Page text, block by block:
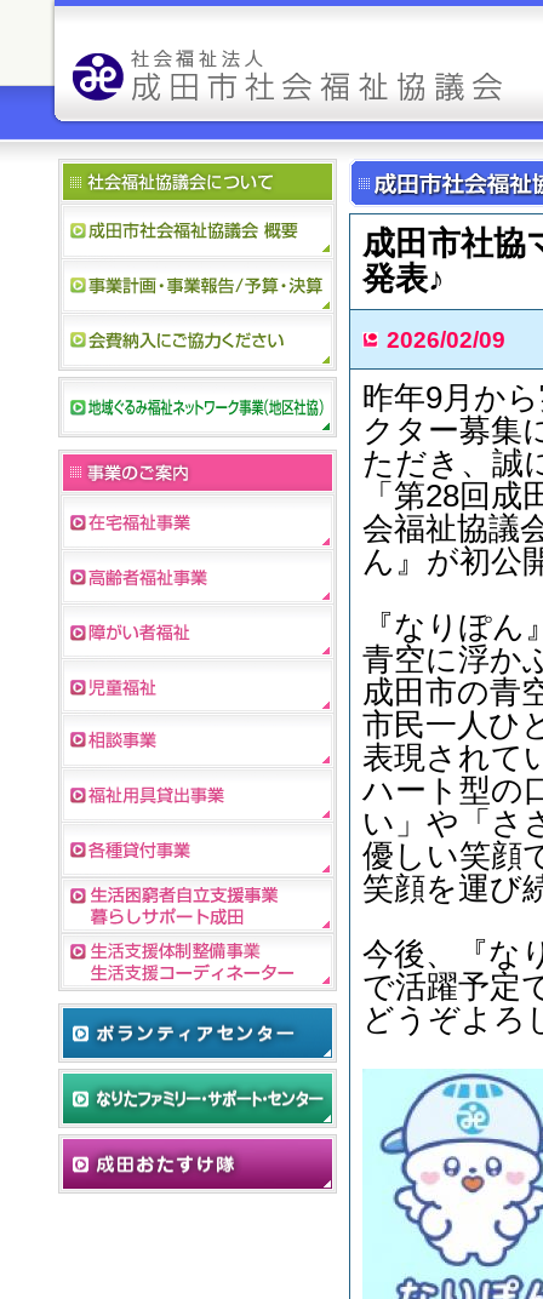
成田市社協
発表♪
2026/02/09
昨年9月か
クター募集
ただき、誠
「第28回
会福祉協議
ん』が初公
『なりぽ
青空に浮か
成田市の青
市民一人ひ
表現されて
ハート型の
い」や「さ
優しい笑顔
笑顔を運び
今後、『な
で活躍予定
どうぞよろ